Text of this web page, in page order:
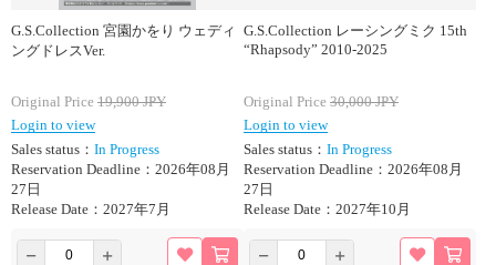
G.S.Collection 宮園かをり ウェディ
ングドレスVer.
Original Price 19,900JPY
Login to view
Sales status： In Progress
Reservation Deadline：2026年08月
27日
Release Date：2027年7月
G.S.Collection レーシングミク 15th
“Rhapsody” 2010-2025
Original Price 30,000JPY
Login to view
Sales status： In Progress
Reservation Deadline：2026年08月
27日
Release Date：2027年10月